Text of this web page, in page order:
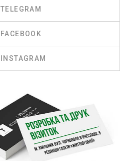
TELEGRAM
FACEBOOK
INSTAGRAM